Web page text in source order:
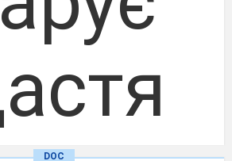
DOC